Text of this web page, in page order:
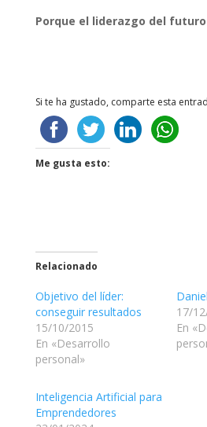
Porque el liderazgo del
Si te ha gustado, comparte esta
Me gusta esto:
Relacionado
Objetivo del líder:
conseguir resultados
15/10/2015
En «Desarrollo
personal»
17/
En
Inteligencia Artificial para
Emprendedores